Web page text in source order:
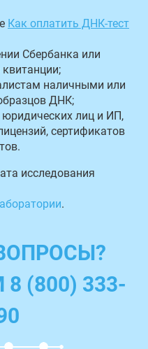
Как оплатить ДНК-тест
Сбербанка или
наличными или
ДНК;
лиц и ИП,
сертификатов
исследования
.
(800) 333-